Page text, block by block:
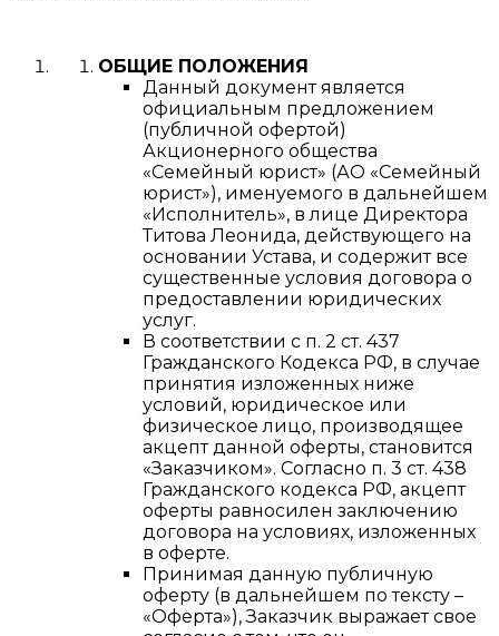
ОБЩИЕ ПОЛОЖЕНИЯ
Данный документ является
официальным предложением
(публичной офертой)
Акционерного общества
«Семейный юрист» (АО «Семейный
юрист»), именуемого в дальнейшем
«Исполнитель», в лице Директора
Титова Леонида, действующего на
основании Устава, и содержит все
существенные условия договора о
предоставлении юридических
услуг.
В соответствии с п. 2 ст. 437
Гражданского Кодекса РФ, в случае
принятия изложенных ниже
условий, юридическое или
физическое лицо, производящее
акцепт данной оферты, становится
«Заказчиком». Согласно п. 3 ст. 438
Гражданского кодекса РФ, акцепт
оферты равносилен заключению
договора на условиях, изложенных
в оферте.
Принимая данную публичную
оферту (в дальнейшем по тексту –
«Оферта»), Заказчик выражает свое